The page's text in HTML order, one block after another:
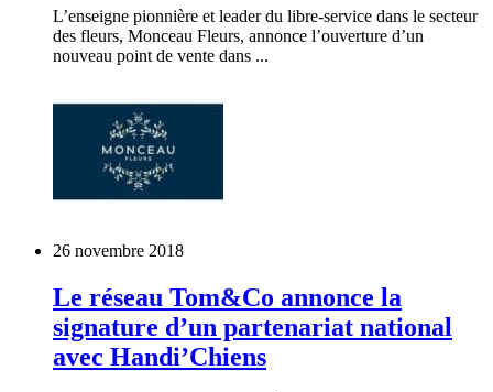
L’enseigne pionnière et leader du libre-service dans le secteur
des fleurs, Monceau Fleurs, annonce l’ouverture d’un
nouveau point de vente dans ...
26 novembre 2018
Le réseau Tom&Co annonce la
signature d’un partenariat national
avec Handi’Chiens